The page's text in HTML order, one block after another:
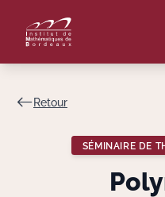
Retour
SÉMINAIRE DE